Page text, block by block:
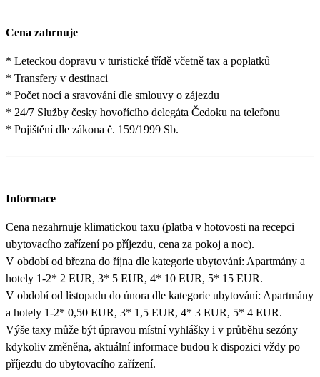
Cena zahrnuje
* Leteckou dopravu v turistické třídě včetně tax a poplatků
* Transfery v destinaci
* Počet nocí a sravování dle smlouvy o zájezdu
* 24/7 Služby česky hovořícího delegáta Čedoku na telefonu
* Pojištění dle zákona č. 159/1999 Sb.
Informace
Cena nezahrnuje klimatickou taxu (platba v hotovosti na recepci
ubytovacího zařízení po příjezdu, cena za pokoj a noc).
V období od března do října dle kategorie ubytování: Apartmány a
hotely 1-2* 2 EUR, 3* 5 EUR, 4* 10 EUR, 5* 15 EUR.
V období od listopadu do února dle kategorie ubytování: Apartmány
a hotely 1-2* 0,50 EUR, 3* 1,5 EUR, 4* 3 EUR, 5* 4 EUR.
Výše taxy může být úpravou místní vyhlášky i v průběhu sezóny
kdykoliv změněna, aktuální informace budou k dispozici vždy po
příjezdu do ubytovacího zařízení.